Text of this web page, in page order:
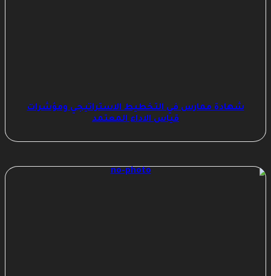
شهادة ممارس في التخطيط الاستراتيجي ومؤشرات
قياس الاداء المعتمد